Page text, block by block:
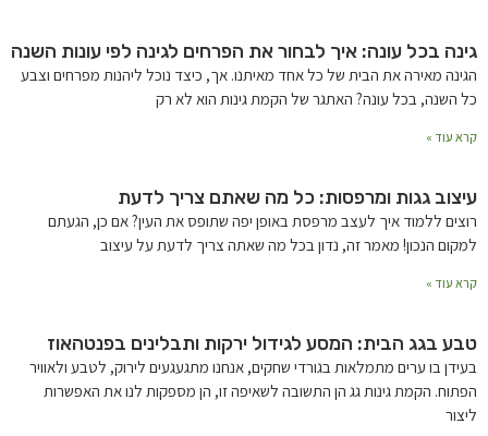
גינה בכל עונה: איך לבחור את הפרחים לגינה לפי עונות השנה
הגינה מאירה את הבית של כל אחד מאיתנו. אך, כיצד נוכל ליהנות מפרחים וצבע
כל השנה, בכל עונה? האתגר של הקמת גינות הוא לא רק
קרא עוד »
עיצוב גגות ומרפסות: כל מה שאתם צריך לדעת
רוצים ללמוד איך לעצב מרפסת באופן יפה שתופס את העין? אם כן, הגעתם
למקום הנכון! מאמר זה, נדון בכל מה שאתה צריך לדעת על עיצוב
קרא עוד »
טבע בגג הבית: המסע לגידול ירקות ותבלינים בפנטהאוז
בעידן בו ערים מתמלאות בגורדי שחקים, אנחנו מתגעגעים לירוק, לטבע ולאוויר
הפתוח. הקמת גינות גג הן התשובה לשאיפה זו, הן מספקות לנו את האפשרות
ליצור